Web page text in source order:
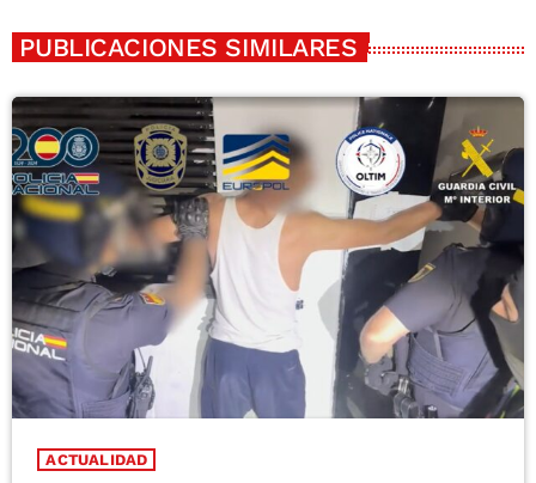
PUBLICACIONES SIMILARES
ACTUALIDAD